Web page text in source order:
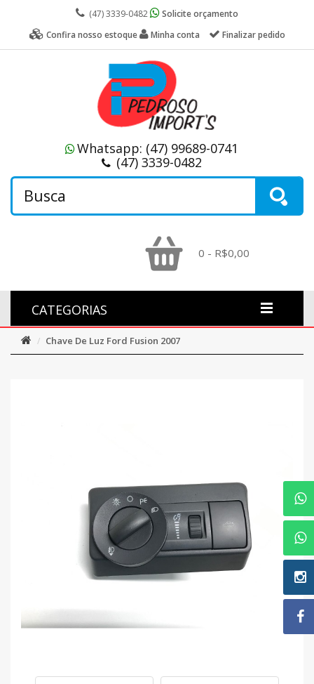
(47) 3339-0482
Solicite orçamento
Confira nosso estoque
Minha conta Finalizar pedido
Whatsapp: (47) 99689-0741
(47) 3339-0482
0 - R$0,00
CATEGORIAS
Chave De Luz Ford Fusion 2007